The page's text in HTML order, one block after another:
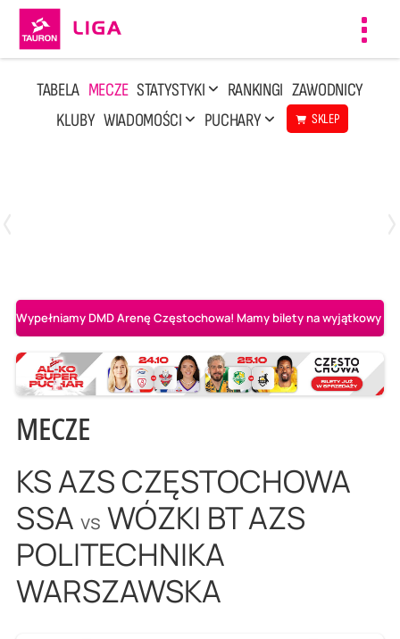
TABELA MECZE STATYSTYKI RANKINGI ZAWODNICY
KLUBY WIADOMOŚCI PUCHARY SKLEP
Wypełniamy DMD Arenę Częstochowa! Mamy bilety na wyjątkowy
MECZE
KS AZS CZĘSTOCHOWA
SSA vs WÓZKI BT AZS
POLITECHNIKA
WARSZAWSKA